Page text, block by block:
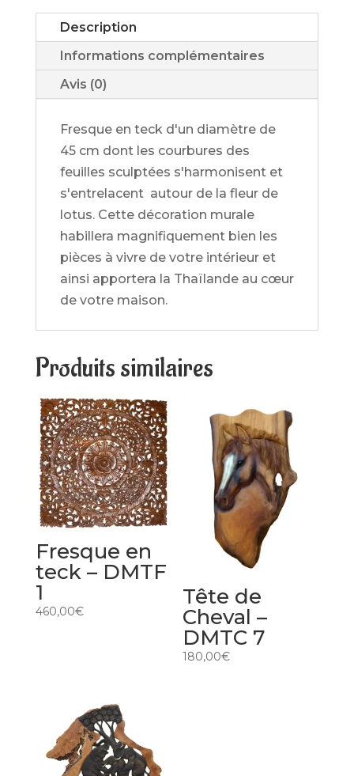
4
Description
Informations complémentaires
Avis (0)
Fresque en teck d'un diamètre de
45 cm dont les courbures des
feuilles sculptées s'harmonisent et
s'entrelacent autour de la fleur de
lotus. Cette décoration murale
habillera magnifiquement bien les
pièces à vivre de votre intérieur et
ainsi apportera la Thaïlande au cœur
de votre maison.
Produits similaires
Fresque en
teck – DMTF
1
460,00€
Tête de
Cheval –
DMTC 7
180,00€